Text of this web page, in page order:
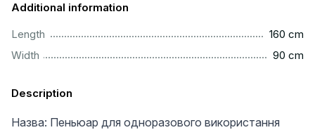
Additional information
Length
160 cm
Width
90 cm
Description
Назва: Пеньюар для одноразового використання